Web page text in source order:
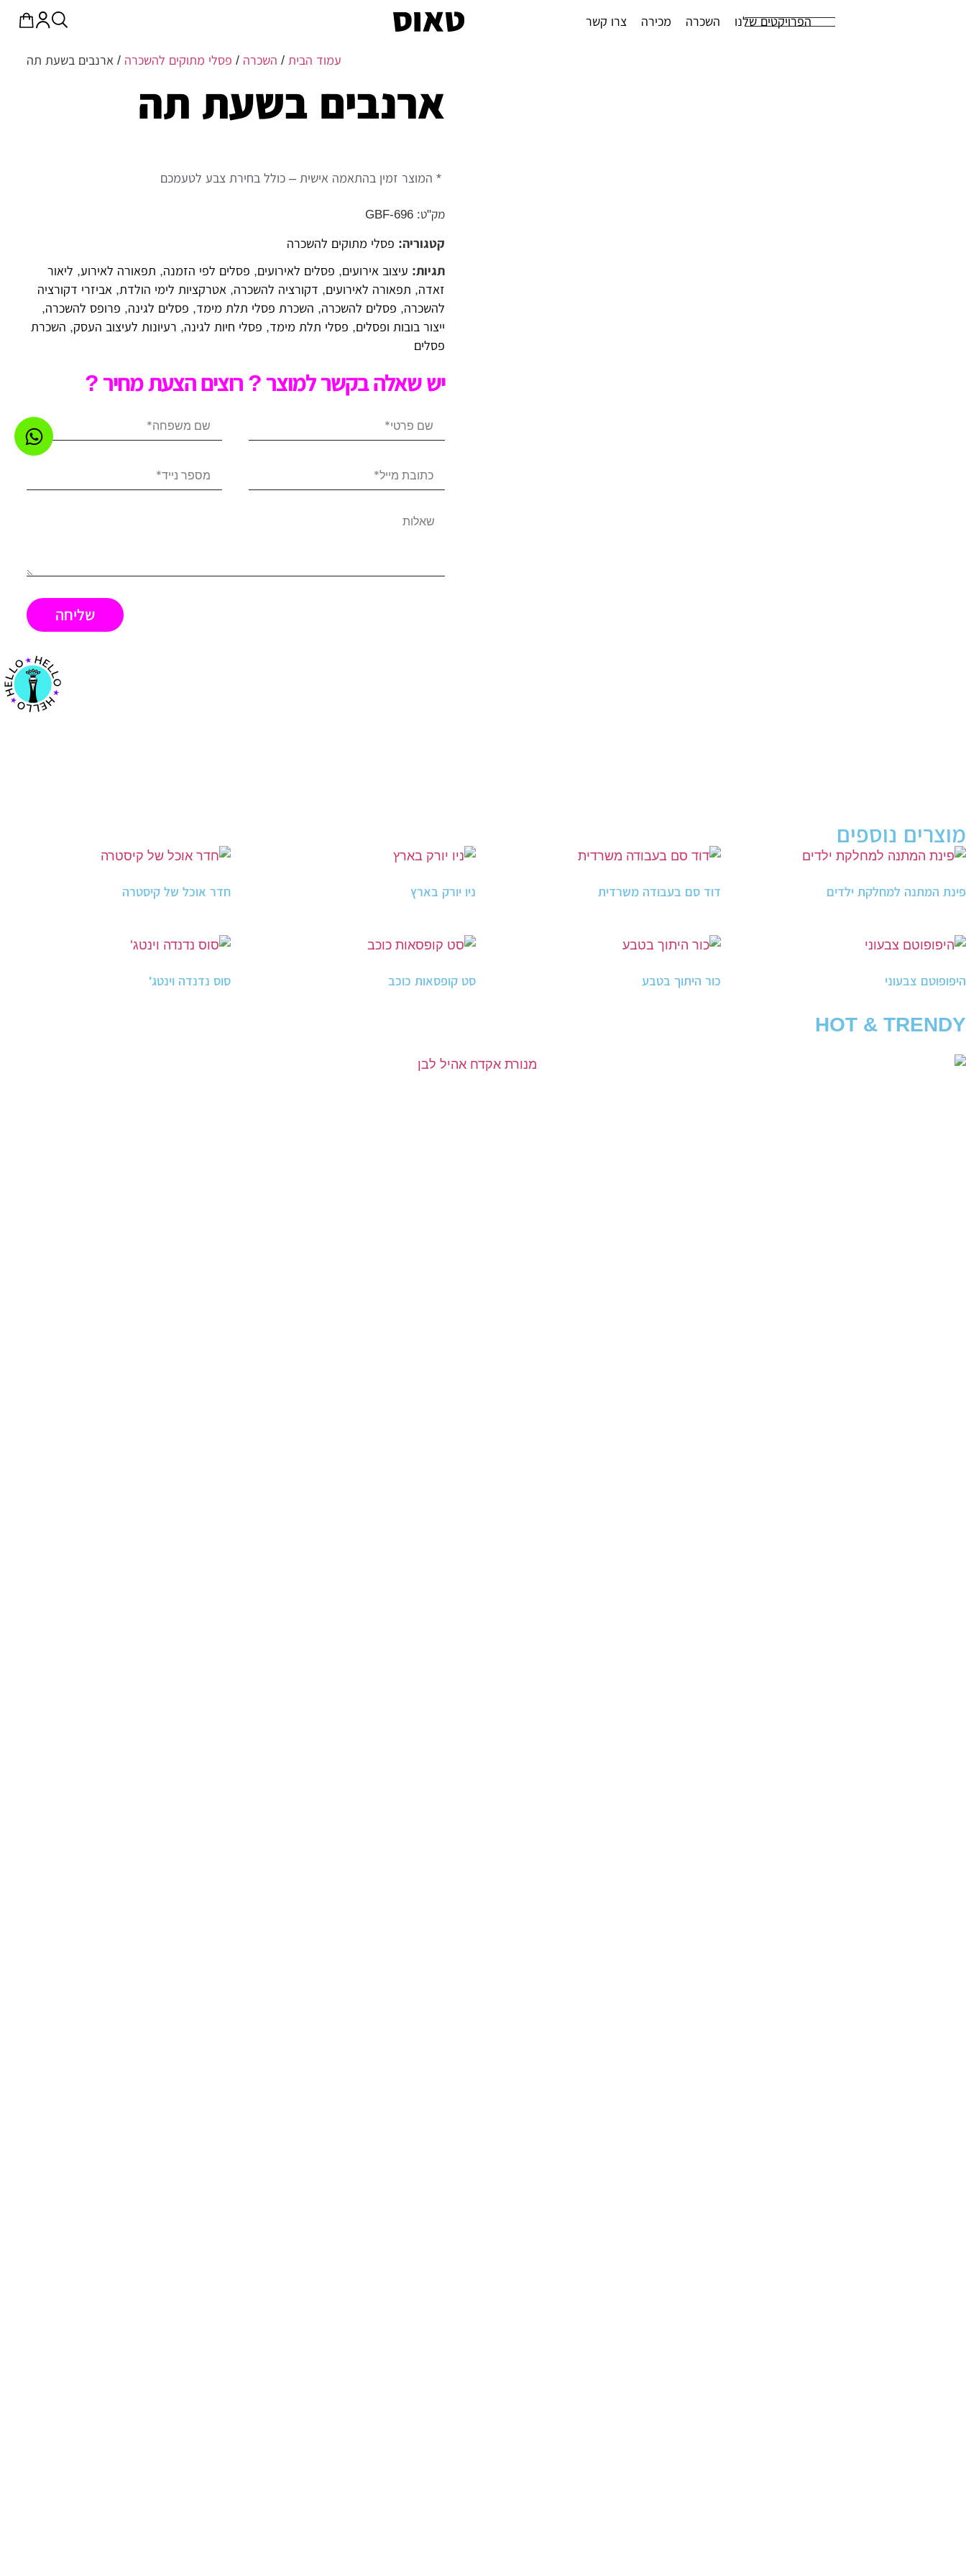
הפרויקטים שלנו השכרה מכירה צרו קשר
עמוד הבית / השכרה / פסלי מתוקים להשכרה / ארנבים בשעת תה
ארנבים בשעת תה
* המוצר זמין בהתאמה אישית – כולל בחירת צבע לטעמכם
מק"ט: GBF-696
קטגוריה: פסלי מתוקים להשכרה
תגיות: עיצוב אירועים, פסלים לאירועים, פסלים לפי הזמנה, תפאורה לאירוע, ליאור
זאדה, תפאורה לאירועים, דקורציה להשכרה, אטרקציות לימי הולדת, אביזרי דקורציה
להשכרה, פסלים להשכרה, השכרת פסלי תלת מימד, פסלים לגינה, פרופס להשכרה,
ייצור בובות ופסלים, פסלי תלת מימד, פסלי חיות לגינה, רעיונות לעיצוב העסק, השכרת
פסלים
יש שאלה בקשר למוצר ? רוצים הצעת מחיר ?
שליחה
מוצרים נוספים
פינת המתנה למחלקת ילדים דוד סם בעבודה משרדית ניו יורק בארץ חדר אוכל של קיסטרה
היפופוטם צבעוני כור היתוך בטבע סט קופסאות כוכב סוס נדנדה וינטג'
HOT & TRENDY